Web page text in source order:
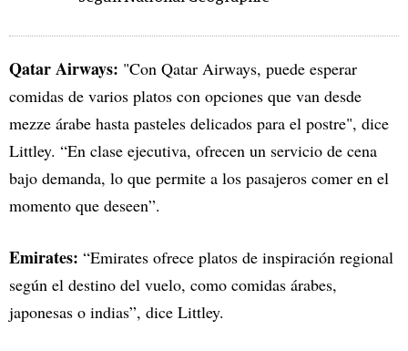
Qatar Airways: "Con Qatar Airways, puede esperar
comidas de varios platos con opciones que van desde
mezze árabe hasta pasteles delicados para el postre", dice
Littley. “En clase ejecutiva, ofrecen un servicio de cena
bajo demanda, lo que permite a los pasajeros comer en el
momento que deseen”.
Emirates: “Emirates ofrece platos de inspiración regional
según el destino del vuelo, como comidas árabes,
japonesas o indias”, dice Littley.